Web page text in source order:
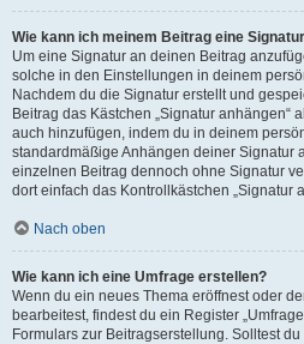
Wie kann ich meinem Beitrag eine
Um eine Signatur an deinen Beitrag
solche in den Einstellungen in deinem
Nachdem du die Signatur erstellt und
Beitrag das Kästchen „Signatur anhängen“
auch hinzufügen, indem du in deinem
standardmäßige Anhängen deiner Signatur
einzelnen Beitrag dennoch ohne Signatur
dort einfach das Kontrollkästchen „Signatur
Nach oben
Wie kann ich eine Umfrage erstellen?
Wenn du ein neues Thema eröffnest oder
bearbeitest, findest du ein Register
Formulars zur Beitragserstellung. Solltest